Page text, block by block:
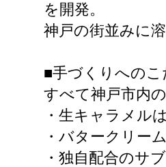
を開発。
神戸の街並みに
■手づくりへのこ
すべて神戸市内
・生キャラメル
・バタークリー
・独自配合のサ